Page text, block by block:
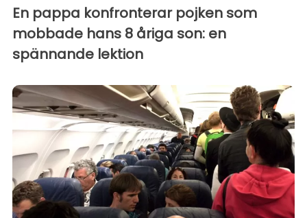
En pappa konfronterar pojken som
mobbade hans 8 åriga son: en
spännande lektion